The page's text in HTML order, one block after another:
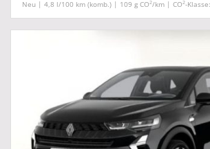
Neu | 4,8 l/100 km (komb.) | 109 g CO2/km | CO2-